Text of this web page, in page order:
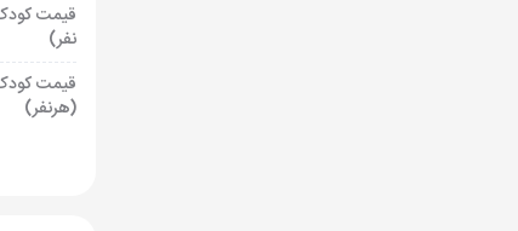
قیمت
نفر)
قیمت
(هرنفر)